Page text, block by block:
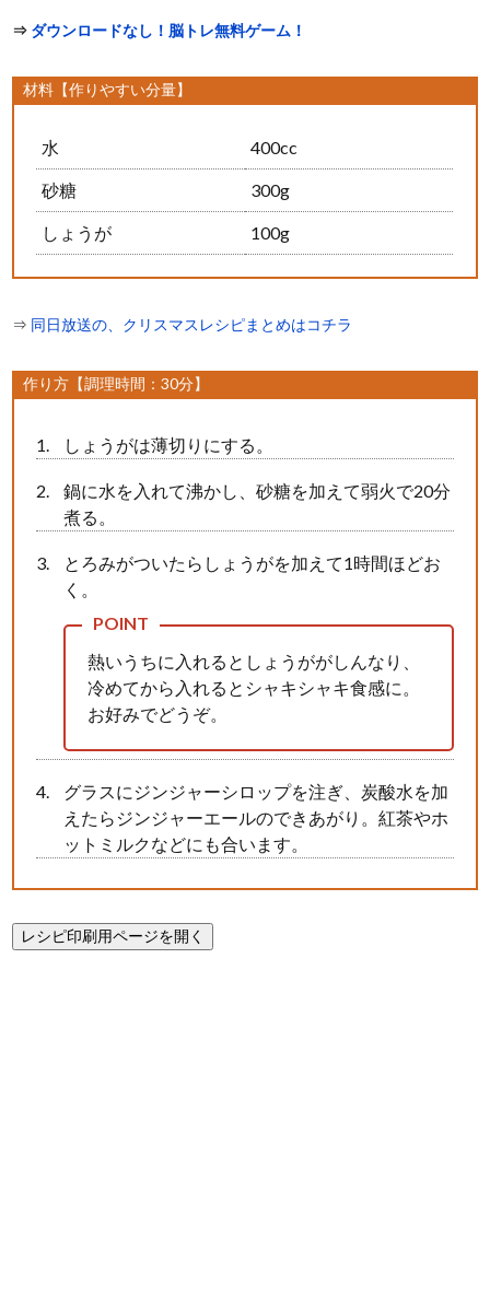
⇒ ダウンロードなし！脳トレ無料ゲーム！
材料【作りやすい分量】
水 400cc
砂糖 300g
しょうが 100g
⇒ 同日放送の、クリスマスレシピまとめはコチラ
作り方【調理時間：30分】
しょうがは薄切りにする。
鍋に水を入れて沸かし、砂糖を加えて弱火で20分
煮る。
とろみがついたらしょうがを加えて1時間ほどお
く。
熱いうちに入れるとしょうががしんなり、
冷めてから入れるとシャキシャキ食感に。
お好みでどうぞ。
グラスにジンジャーシロップを注ぎ、炭酸水を加
えたらジンジャーエールのできあがり。紅茶やホ
ットミルクなどにも合います。